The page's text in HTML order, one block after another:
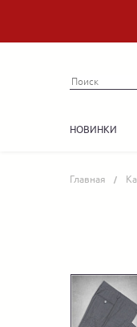
НОВИНКИ
Главная